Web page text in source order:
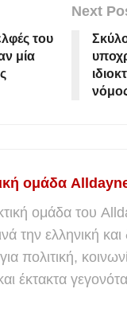
του
μία
Next
ομάδα
ομάδα του
την ελληνική και
πολιτική,
έκτακτα